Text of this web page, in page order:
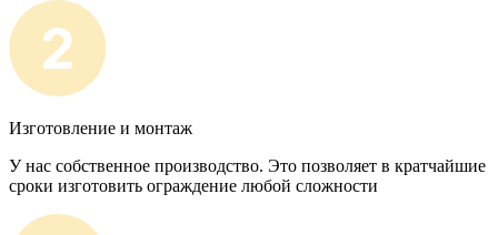
Изготовление и монтаж
У нас собственное производство. Это позволяет в кратчайшие
сроки изготовить ограждение любой сложности